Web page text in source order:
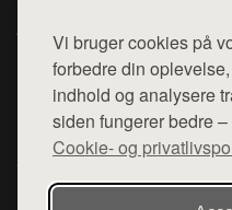
Vi bruger cookies på
forbedre din
indhold og analysere
siden fungerer bedre
Cookie- og
Top Rabatter
Blog
Kontakt